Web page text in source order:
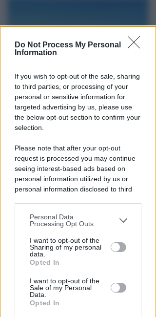
Do Not Process My Personal
Information
If you wish to opt-out of the sale, sharing
to third parties, or processing of your
personal or sensitive information for
targeted advertising by us, please use
the below opt-out section to confirm your
selection.
Please note that after your opt-out
request is processed you may continue
seeing interest-based ads based on
personal information utilized by us or
personal information disclosed to third
You may separately opt-out of the further
disclosure of your personal information
by third parties on the IAB’s list of
downstream participants.
by us to third parties on the IAB’s List of
Downstream Participants that may
further disclose it to other third parties.
Personal Data
Processing Opt Outs
I want to opt-out of the
Sharing of my personal
data.
Opted In
I want to opt-out of the
Sale of my Personal
Data.
Opted In
CALDO E CIELO SERENO
Meteo: per la settimana di
ferragosto poche novità
all'orizzonte
DI NUOVO ACCESSIBILE DA MAGGIO
Il Bosco delle Grazie: a
Covignano un luogo per
rifugiarsi nella natura
Redazione